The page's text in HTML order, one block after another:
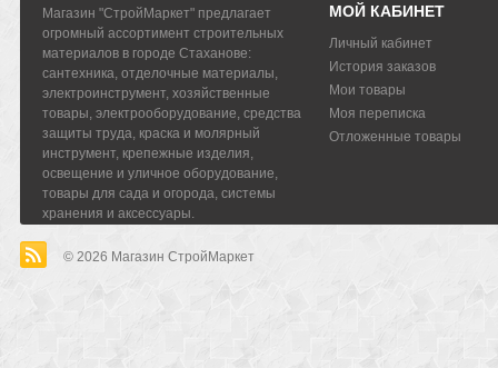
Магазин "СтройМаркет" предлагает
огромный ассортимент строительных
материалов в городе Стаханове:
сантехника, отделочные материалы,
электроинструмент, хозяйственные
товары, электрооборудование, средства
защиты труда, краска и молярный
инструмент, крепежные изделия,
освещение и уличное оборудование,
товары для сада и огорода, системы
хранения и аксессуары.
МОЙ КАБИНЕТ
Личный кабинет
История заказов
Мои товары
Моя переписка
Отложенные товары
© 2026 Магазин СтройМаркет